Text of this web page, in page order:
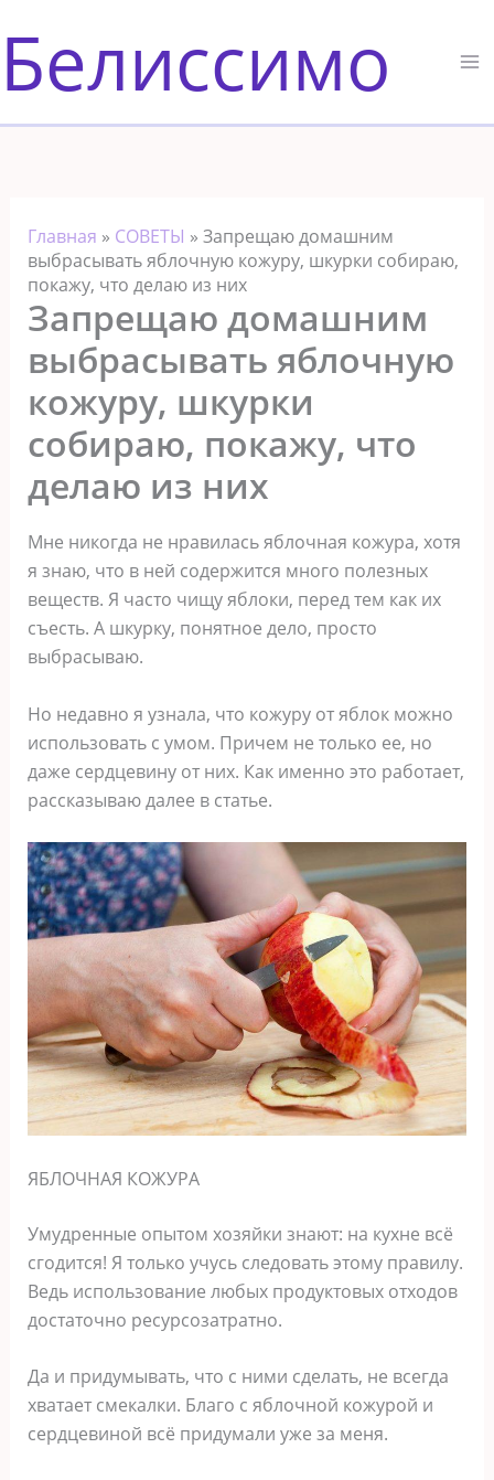
к
содержимому
Белиссимо
Главная » СОВЕТЫ » Запрещаю домашним
выбрасывать яблочную кожуру, шкурки собираю,
покажу, что делаю из них
Запрещаю домашним
выбрасывать яблочную
кожуру, шкурки
собираю, покажу, что
делаю из них
Мне никогда не нравилась яблочная кожура, хотя
я знаю, что в ней содержится много полезных
веществ. Я часто чищу яблоки, перед тем как их
съесть. А шкурку, понятное дело, просто
выбрасываю.
Но недавно я узнала, что кожуру от яблок можно
использовать с умом. Причем не только ее, но
даже сердцевину от них. Как именно это работает,
рассказываю далее в статье.
ЯБЛОЧНАЯ КОЖУРА
Умудренные опытом хозяйки знают: на кухне всё
сгодится! Я только учусь следовать этому правилу.
Ведь использование любых продуктовых отходов
достаточно ресурсозатратно.
Да и придумывать, что с ними сделать, не всегда
хватает смекалки. Благо с яблочной кожурой и
сердцевиной всё придумали уже за меня.